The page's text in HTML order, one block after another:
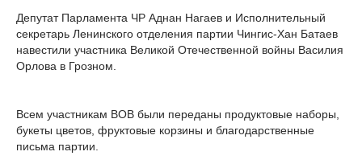
Депутат Парламента ЧР Аднан Нагаев и Исполнительный
секретарь Ленинского отделения партии Чингис-Хан Батаев
навестили участника Великой Отечественной войны Василия
Орлова в Грозном.
Всем участникам ВОВ были переданы продуктовые наборы,
букеты цветов, фруктовые корзины и благодарственные
письма партии.